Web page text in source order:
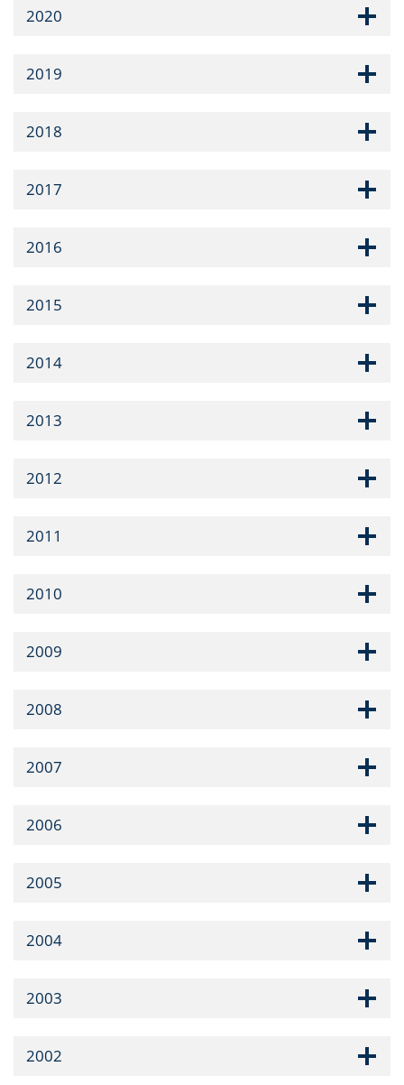
2020
2019
2018
2017
2016
2015
2014
2013
2012
2011
2010
2009
2008
2007
2006
2005
2004
2003
2002